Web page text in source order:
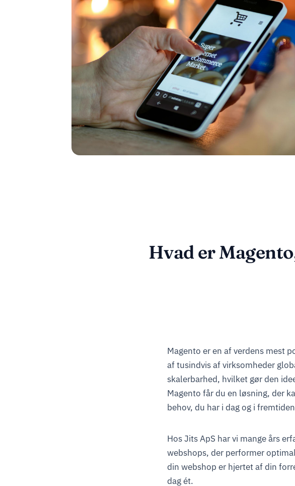
Hvad er
Magento er en af verdens mest
af tusindvis af virksomheder
skalerbarhed, hvilket gør den
Magento får du en løsning, der
behov, du har i dag og i
Hos Jits ApS har vi mange års
webshops, der performer
din webshop er hjertet af din
dag ét.